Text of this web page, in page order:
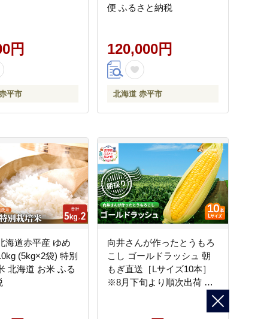
円
平市
便 ふるさと納税
120,000円
北海道 赤平市
海道赤平産 ゆめ
(5kg×2袋) 特別
北海道 お米 ふる
向井さんが作ったとうもろ
こし ゴールドラッシュ 朝
もぎ直送［Lサイズ10本］
※8月下旬より順次出荷 先
行予約 野菜 朝採り 生 野菜